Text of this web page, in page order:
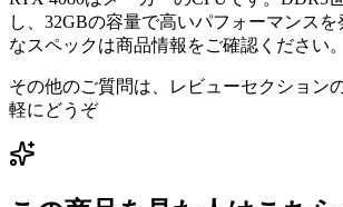
し、32GBの容量で高いパフォーマンス
なスペックは商品情報をご確認ください。
その他のご質問は、レビューセクション
軽にどうぞ